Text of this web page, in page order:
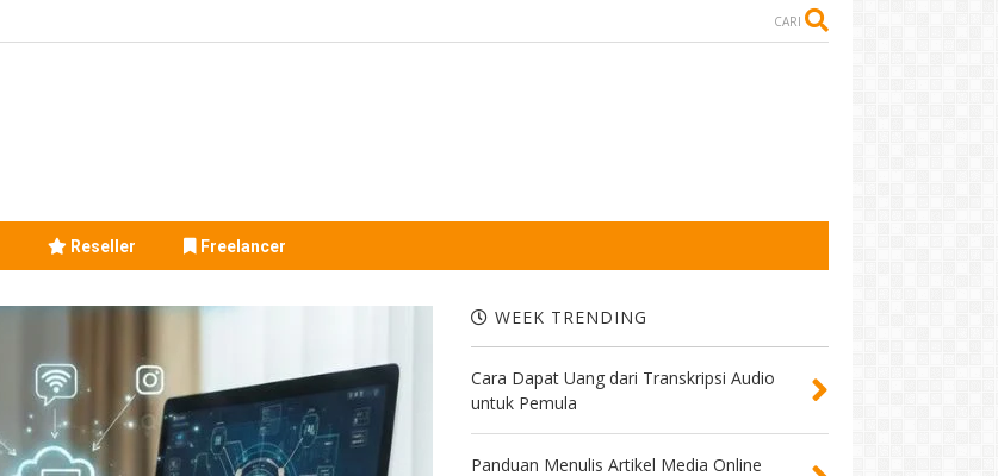
CARI
Reseller Freelancer
WEEK TRENDING
Cara Dapat Uang dari Transkripsi Audio
untuk Pemula
Panduan Menulis Artikel Media Online